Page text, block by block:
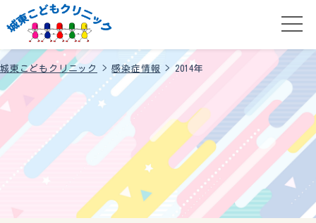
城東こどもクリニック >感染症情報 > 2014年